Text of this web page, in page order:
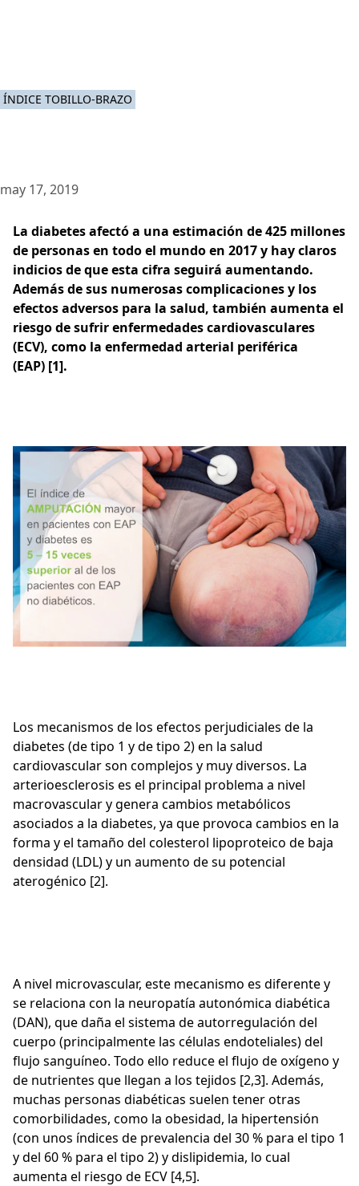
ÍNDICE TOBILLO-BRAZO
may 17, 2019
La diabetes afectó a una estimación de 425 millones
de personas en todo el mundo en 2017 y hay claros
indicios de que esta cifra seguirá aumentando.
Además de sus numerosas complicaciones y los
efectos adversos para la salud, también aumenta el
riesgo de sufrir enfermedades cardiovasculares
(ECV), como la enfermedad arterial periférica
(EAP) [1].
Los mecanismos de los efectos perjudiciales de la
diabetes (de tipo 1 y de tipo 2) en la salud
cardiovascular son complejos y muy diversos. La
arterioesclerosis es el principal problema a nivel
macrovascular y genera cambios metabólicos
asociados a la diabetes, ya que provoca cambios en la
forma y el tamaño del colesterol lipoproteico de baja
densidad (LDL) y un aumento de su potencial
aterogénico [2].
A nivel microvascular, este mecanismo es diferente y
se relaciona con la neuropatía autonómica diabética
(DAN), que daña el sistema de autorregulación del
cuerpo (principalmente las células endoteliales) del
flujo sanguíneo. Todo ello reduce el flujo de oxígeno y
de nutrientes que llegan a los tejidos [2,3]. Además,
muchas personas diabéticas suelen tener otras
comorbilidades, como la obesidad, la hipertensión
(con unos índices de prevalencia del 30 % para el tipo 1
y del 60 % para el tipo 2) y dislipidemia, lo cual
aumenta el riesgo de ECV [4,5].